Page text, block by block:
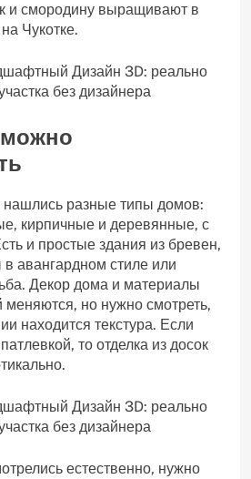
и смородину выращивают в
Чукотке.
нашлись разные типы домов:
кирпичные и деревянные, с
и простые здания из бревен,
авангардном стиле или
Декор дома и материалы
меняются, но нужно смотреть,
находится текстура. Если
то отделка из досок
естественно, нужно